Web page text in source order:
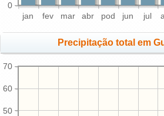
jan fev mar abr pod jun jul
0
Precipitação total em
50
60
70